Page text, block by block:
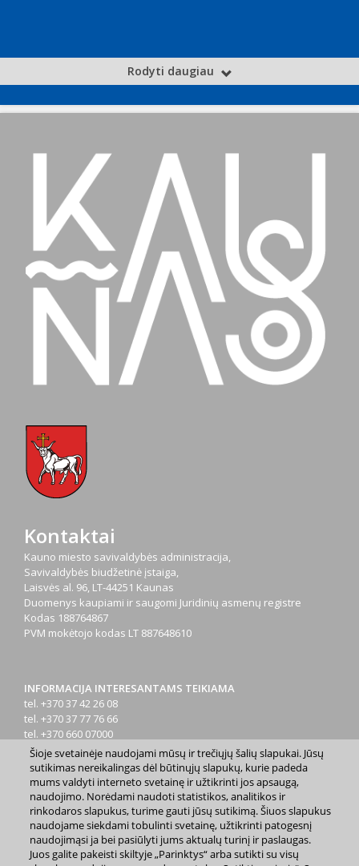
Rodyti daugiau
Kontaktai
Kauno miesto savivaldybės administracija,
Savivaldybės biudžetinė įstaiga,
Laisvės al. 96, LT-44251 Kaunas
Duomenys kaupiami ir saugomi Juridinių asmenų registre
Kodas 188764867
PVM mokėtojo kodas LT 887648610
INFORMACIJA INTERESANTAMS TEIKIAMA
tel. +370 37 42 26 08
tel. +370 37 77 76 66
tel. +370 660 07000
el. p.info@kaunas.lt
2023 m. Kauno miesto savivaldybė. Kopijuoti ir platinti
www.kaunas.lt skelbiamą informaciją be autorių sutikimo draudžiama.
Šioje svetainėje naudojami mūsų ir trečiųjų šalių slapukai. Jūsų
sutikimas nereikalingas dėl būtinųjų slapukų, kurie padeda
mums valdyti interneto svetainę ir užtikrinti jos apsaugą,
naudojimo. Norėdami naudoti statistikos, analitikos ir
rinkodaros slapukus, turime gauti jūsų sutikimą. Šiuos slapukus
naudojame siekdami tobulinti svetainę, užtikrinti patogesnį
naudojimąsi ja bei pasiūlyti jums aktualų turinį ir paslaugas.
Juos galite pakeisti skiltyje „Parinktys“ arba sutikti su visų